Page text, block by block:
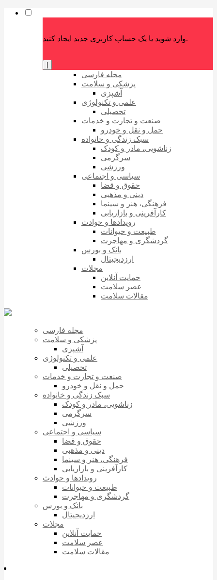
وارد شوید یا یک حساب کاربری جدید ایجاد کنید.
مجله فارسی
پزشکی و سلامت
آشپزی
علمی و تکنولوژی
تحصیلی
صنعت و تجارت و خدمات
حمل و نقل و خودرو
سبک زندگی و خانواده
زناشویی، مادر و کودک
سرگرمی
ورزشی
سیاسی و اجتماعی
حقوق و قضا
دینی و مذهبی
فرهنگی، هنر و سینما
کارآفرینی و بازاریابی
رویدادها و حوادث
طبیعت و حیوانات
گردشگری و مهاجرت
بانک و بورس
ارزدیجیتال
مجلات
حمایت آنلاین
عصر سلامت
مقالات سلامت
مجله فارسی
پزشکی و سلامت
آشپزی
علمی و تکنولوژی
تحصیلی
صنعت و تجارت و خدمات
حمل و نقل و خودرو
سبک زندگی و خانواده
زناشویی، مادر و کودک
سرگرمی
ورزشی
سیاسی و اجتماعی
حقوق و قضا
دینی و مذهبی
فرهنگی، هنر و سینما
کارآفرینی و بازاریابی
رویدادها و حوادث
طبیعت و حیوانات
گردشگری و مهاجرت
بانک و بورس
ارزدیجیتال
مجلات
حمایت آنلاین
عصر سلامت
مقالات سلامت